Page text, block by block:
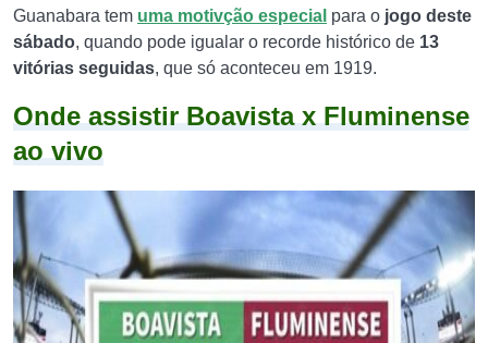
Guanabara tem uma motivção especial para o jogo deste
sábado, quando pode igualar o recorde histórico de 13
vitórias seguidas, que só aconteceu em 1919.
Onde assistir Boavista x Fluminense
ao vivo